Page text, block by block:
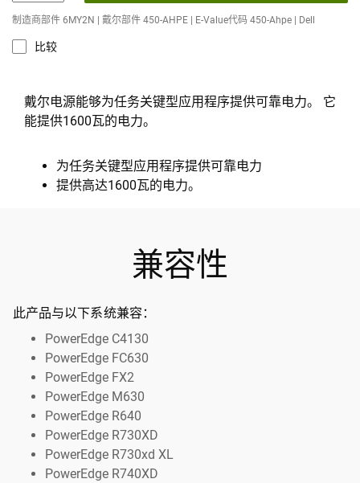
制造商部件 6MY2N | 戴尔部件 450-AHPE | E-Value代码 450-Ahpe | Dell
比较
戴尔电源能够为任务关键型应用程序提供可靠电力。 它
能提供1600瓦的电力。
为任务关键型应用程序提供可靠电力
提供高达1600瓦的电力。
兼容性
此产品与以下系统兼容：
PowerEdge C4130
PowerEdge FC630
PowerEdge FX2
PowerEdge M630
PowerEdge R640
PowerEdge R730XD
PowerEdge R730xd XL
PowerEdge R740XD